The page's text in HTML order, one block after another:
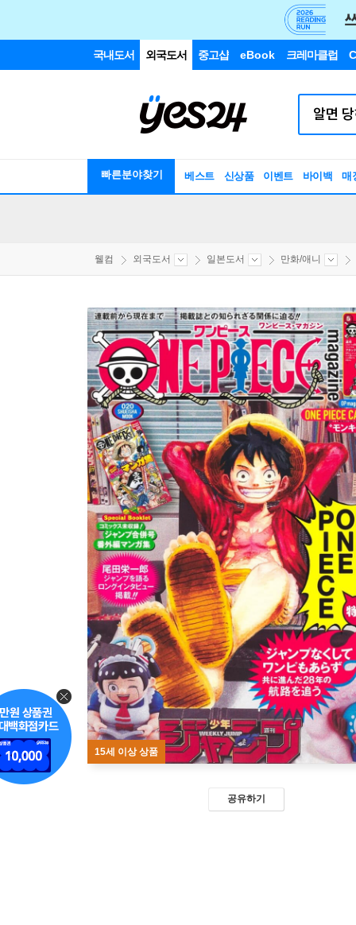
국내도서 외국도서 중고샵 eBook 크레마클럽
빠른분야찾기 베스트 신상품 이벤트 바이백 매
웰컴 외국도서 일본도서 만화/애니
15세 이상 상품
공유하기